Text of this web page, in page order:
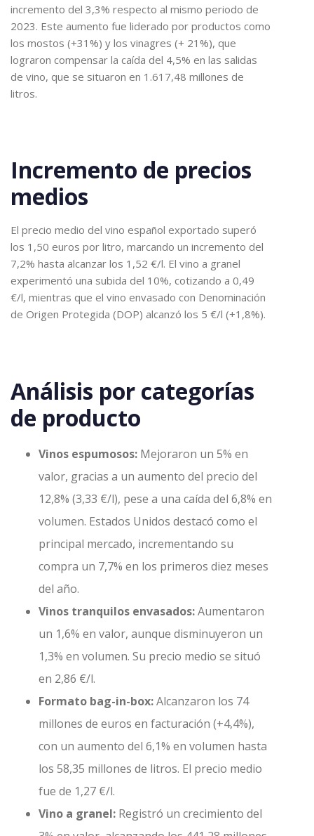
incremento del 3,3% respecto al mismo periodo de
2023. Este aumento fue liderado por productos como
los mostos (+31%) y los vinagres (+ 21%), que
lograron compensar la caída del 4,5% en las salidas
de vino, que se situaron en 1.617,48 millones de
litros.
Incremento de precios
medios
El precio medio del vino español exportado superó
los 1,50 euros por litro, marcando un incremento del
7,2% hasta alcanzar los 1,52 €/l. El vino a granel
experimentó una subida del 10%, cotizando a 0,49
€/l, mientras que el vino envasado con Denominación
de Origen Protegida (DOP) alcanzó los 5 €/l (+1,8%).
Análisis por categorías
de producto
Vinos espumosos: Mejoraron un 5% en
valor, gracias a un aumento del precio del
12,8% (3,33 €/l), pese a una caída del 6,8% en
volumen. Estados Unidos destacó como el
principal mercado, incrementando su
compra un 7,7% en los primeros diez meses
del año.
Vinos tranquilos envasados:Aumentaron
un 1,6% en valor, aunque disminuyeron un
1,3% en volumen. Su precio medio se situó
en 2,86 €/l.
Formato bag-in-box:Alcanzaron los 74
millones de euros en facturación (+4,4%),
con un aumento del 6,1% en volumen hasta
los 58,35 millones de litros. El precio medio
fue de 1,27 €/l.
Vino a granel: Registró un crecimiento del